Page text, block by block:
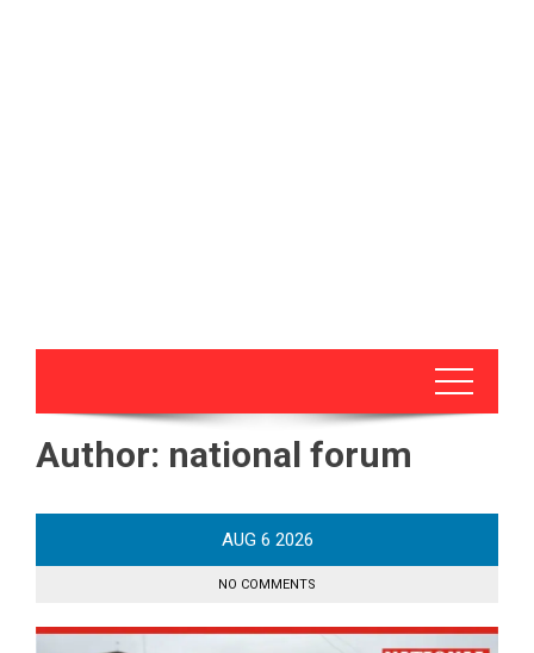
Author: national forum
AUG 6 2026
NO COMMENTS